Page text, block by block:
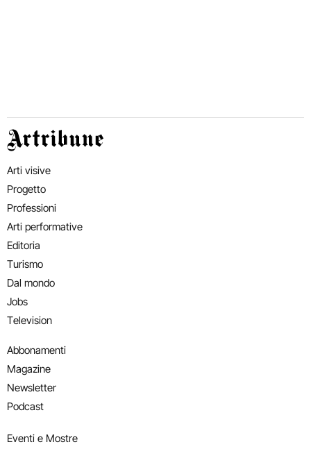
Artribune
Arti visive
Progetto
Professioni
Arti performative
Editoria
Turismo
Dal mondo
Jobs
Television
Abbonamenti
Magazine
Newsletter
Podcast
Eventi e Mostre